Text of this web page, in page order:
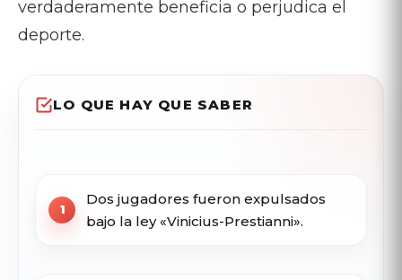
verdaderamente beneficia o perjudica el
deporte.
LO QUE HAY QUE SABER
Dos jugadores fueron expulsados
bajo la ley «Vinicius-Prestianni».